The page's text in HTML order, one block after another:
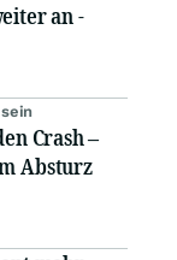
an -
Crash –
Absturz